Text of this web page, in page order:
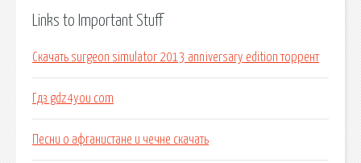
Links to Important Stuff
Скачать surgeon simulator 2013 anniversary edition торрент
Гдз gdz4you com
Песни о афганистане и чечне скачать